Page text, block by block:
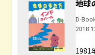
地球
D-
1981